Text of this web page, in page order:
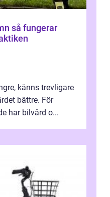
känns trevligare
bättre. För
har bilvård o...